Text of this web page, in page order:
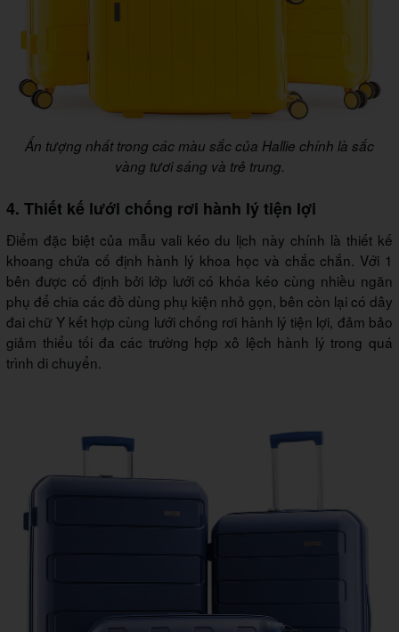
Ấn tượng nhất trong các màu sắc của Hallie chính là sắc
vàng tươi sáng và trẻ trung.
4. Thiết kế lưới chống rơi hành lý tiện lợi
Điểm đặc biệt của mẫu vali kéo du lịch này chính là thiết kế
khoang chứa cố định hành lý khoa học và chắc chắn. Với 1
bên được cố định bởi lớp lưới có khóa kéo cùng nhiều ngăn
phụ để chia các đồ dùng phụ kiện nhỏ gọn, bên còn lại có dây
đai chữ Y kết hợp cùng lưới chống rơi hành lý tiện lợi, đảm bảo
giảm thiểu tối đa các trường hợp xô lệch hành lý trong quá
trình di chuyển.